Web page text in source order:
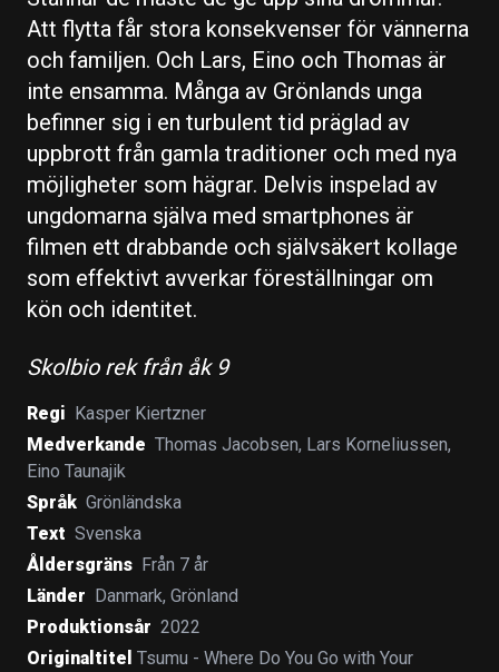
Att flytta får stora konsekvenser för vännerna
och familjen. Och Lars, Eino och Thomas är
inte ensamma. Många av Grönlands unga
befinner sig i en turbulent tid präglad av
uppbrott från gamla traditioner och med nya
möjligheter som hägrar. Delvis inspelad av
ungdomarna själva med smartphones är
filmen ett drabbande och självsäkert kollage
som effektivt avverkar föreställningar om
kön och identitet.
Skolbio rek från åk 9
Regi
Kasper Kiertzner
Medverkande Thomas Jacobsen, Lars Korneliussen,
Eino Taunajik
Språk Grönländska
Text Svenska
Åldersgräns Från 7 år
Länder
Danmark, Grönland
Produktionsår 2022
Originaltitel Tsumu - Where Do You Go with Your